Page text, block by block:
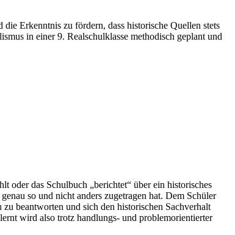
Erkenntnis zu fördern, dass historische Quellen stets
in einer 9. Realschulklasse methodisch geplant und
oder das Schulbuch „berichtet“ über ein historisches
so und nicht anders zugetragen hat. Dem Schüler
beantworten und sich den historischen Sachverhalt
wird also trotz handlungs- und problemorientierter